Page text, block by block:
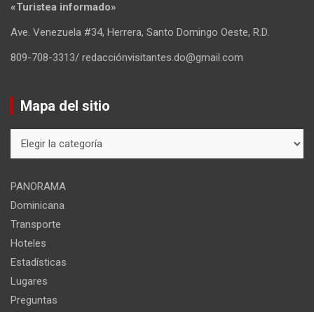
«Turistea informado»
Ave. Venezuela #34, Herrera, Santo Domingo Oeste, R.D.
809-708-3313/ redacciónvisitantes.do@gmail.com
Mapa del sitio
del
PANORAMA
Dominicana
Transporte
Hoteles
Estadísticas
Lugares
Preguntas